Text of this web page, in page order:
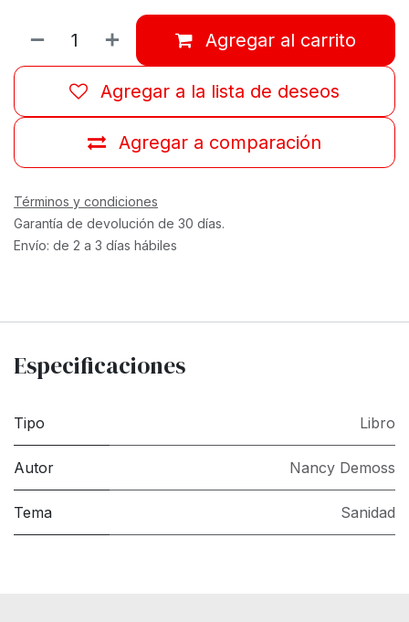
Agregar al carrito
Agregar a comparación
Agregar a la lista de deseos
Términos y condiciones
Garantía de devolución de 30 días.
Envío: de 2 a 3 días hábiles
Especificaciones
Tipo Libro
Autor Nancy Demoss
Tema Sanidad